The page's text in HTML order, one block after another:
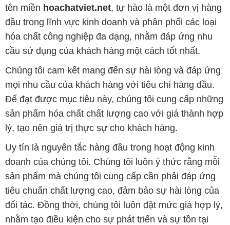
tên miền hoachatviet.net, tự hào là một đơn vị hàng
đầu trong lĩnh vực kinh doanh và phân phối các loại
hóa chất công nghiệp đa dạng, nhằm đáp ứng nhu
cầu sử dụng của khách hàng một cách tốt nhất.
Chúng tôi cam kết mang đến sự hài lòng và đáp ứng
mọi nhu cầu của khách hàng với tiêu chí hàng đầu.
Để đạt được mục tiêu này, chúng tôi cung cấp những
sản phẩm hóa chất chất lượng cao với giá thành hợp
lý, tạo nên giá trị thực sự cho khách hàng.
Uy tín là nguyên tắc hàng đầu trong hoạt động kinh
doanh của chúng tôi. Chúng tôi luôn ý thức rằng mỗi
sản phẩm mà chúng tôi cung cấp cần phải đáp ứng
tiêu chuẩn chất lượng cao, đảm bảo sự hài lòng của
đối tác. Đồng thời, chúng tôi luôn đặt mức giá hợp lý,
nhằm tạo điều kiện cho sự phát triển và sự tồn tại